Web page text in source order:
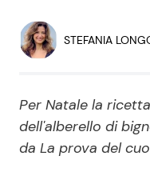
Persone Scomparse
STEFANIA
Per Natale la
dell'alberello di
da La prova del